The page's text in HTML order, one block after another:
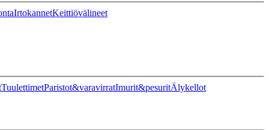
IrtokannetKeittiövälineet
TuulettimetParistot&varavirratImurit&pesuritÄlykellot